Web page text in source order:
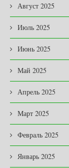
Август 2025
Июль 2025
Июнь 2025
Май 2025
Апрель 2025
Март 2025
Февраль 2025
Январь 2025